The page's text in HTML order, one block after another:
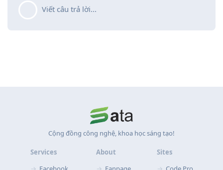
Viết câu trả lời...
Cộng đồng công nghệ, khoa học sáng tạo!
Services
About
Sites